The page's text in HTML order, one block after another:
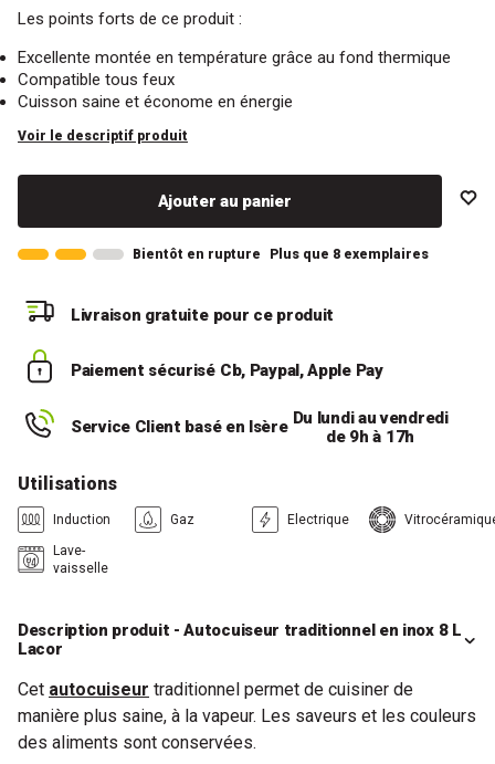
Les points forts de ce produit :
Excellente montée en température grâce au fond thermique
Compatible tous feux
Cuisson saine et économe en énergie
Voir le descriptif produit
Ajouter au panier
Bientôt en rupture Plus que 8 exemplaires
Livraison gratuite pour ce produit
Paiement sécurisé Cb, Paypal, Apple Pay
Service Client basé en Isère Du lundi au vendredi
de 9h à 17h
Utilisations
Induction Gaz Electrique
Lave-
vaisselle
Description produit - Autocuiseur traditionnel en inox 8 L
Lacor
Cet autocuiseur traditionnel permet de cuisiner de
manière plus saine, à la vapeur. Les saveurs et les couleurs
des aliments sont conservées.